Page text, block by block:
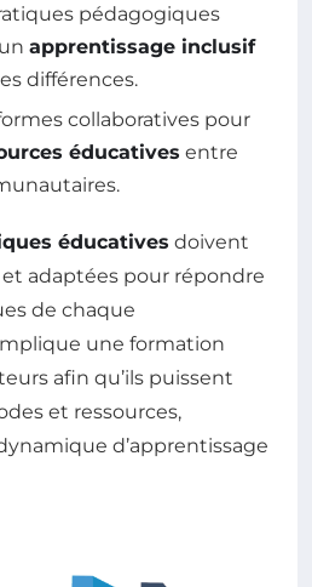
pédagogiques
apprentissage inclusif
différences.
collaboratives pour
éducatives entre
éducatives doivent
adaptées pour répondre
de chaque
une formation
afin qu’ils puissent
et ressources,
d’apprentissage